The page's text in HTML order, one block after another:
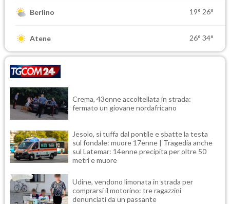
Berlino 19° 26°
Atene 26° 34°
Crema, 43enne accoltellata in strada:
fermato un giovane nordafricano
Jesolo, si tuffa dal pontile e sbatte la testa
sul fondale: muore 17enne | Tragedia anche
sul Latemar: 14enne precipita per oltre 50
metri e muore
Udine, vendono limonata in strada per
comprarsi il motorino: tre ragazzini
denunciati da un passante